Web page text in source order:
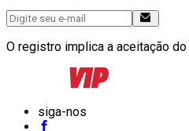
O registro implica a aceitação do
siga-nos